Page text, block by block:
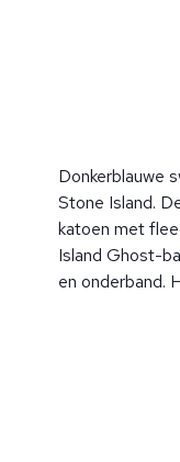
Donkerblauwe
Stone Island.
katoen met
Island Ghost-
en onderband.